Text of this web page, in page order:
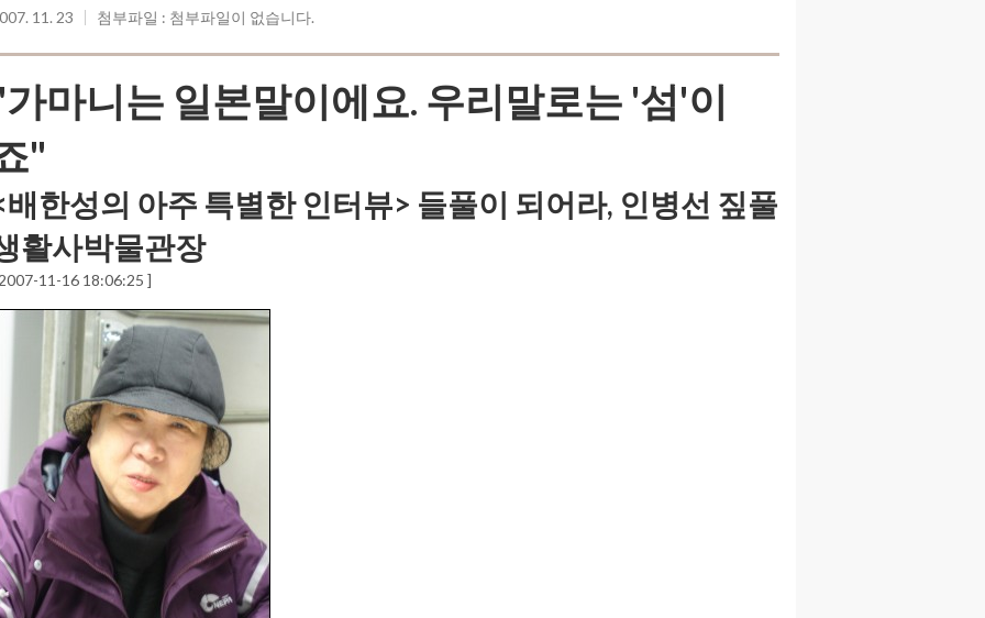
11. 23 첨부파일 : 첨부파일이 없습니다.
마니는 일본말이에요. 우리말로는 '섬'이
"
배한성의 아주 특별한 인터뷰> 들풀이 되어라, 인병선 짚풀
활사박물관장
11-16 18:06:25 ]